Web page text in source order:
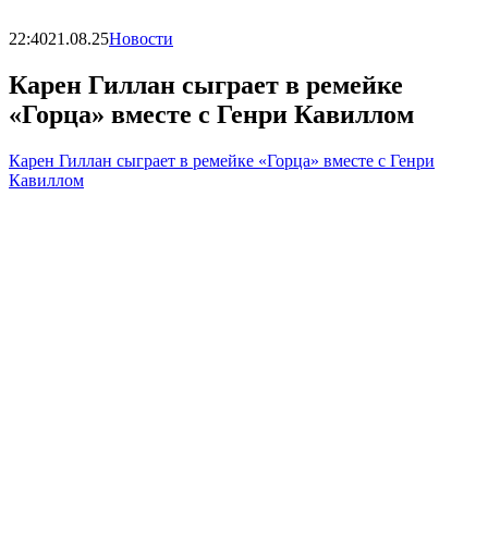
22:4021.08.25Новости
Карен Гиллан сыграет в ремейке
«Горца» вместе с Генри Кавиллом
Карен Гиллан сыграет в ремейке «Горца» вместе с Генри
Кавиллом